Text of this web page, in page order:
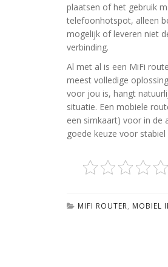
plaatsen of het gebruik
telefoonhotspot, alleen
mogelijk of leveren niet
verbinding.
Al met al is een MiFi
meest volledige
voor jou is, hangt
situatie. Een mobiele
een simkaart) voor in de
goede keuze voor
MIFI ROUTER, MOBIEL